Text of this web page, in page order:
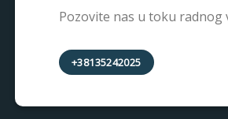
Pozovite nas u toku radnog
+38135242025